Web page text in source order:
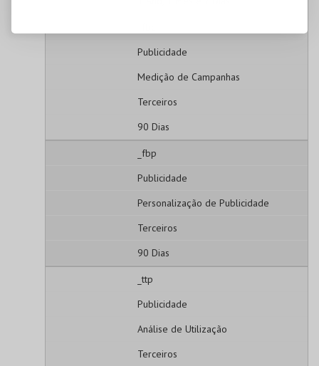
Publicidade
Medição de Campanhas
Terceiros
90 Dias
_fbp
Publicidade
Personalização de Publicidade
Terceiros
90 Dias
_ttp
Publicidade
Análise de Utilização
Terceiros